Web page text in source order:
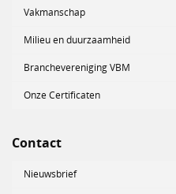
Vakmanschap
Milieu en duurzaamheid
Branchevereniging VBM
Onze Certificaten
Contact
Nieuwsbrief